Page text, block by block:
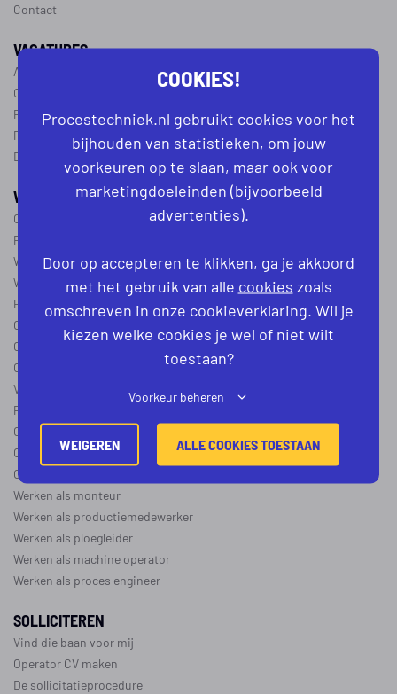
Contact
VACATURES
Alle vacatures
Operator vacatures
Productiemedewerker vacatures
Ploegleider vacatures
Dagdienst vacatures
WERKEN IN DE PROCESTECHNIEK
Over de procestechniek
Ploegendienst
Wat is een procesoperator
Werken als procesoperator
Procesoperator in de
chemie voedingsindustrie farmacieof
Operator A
Operator B
Operator C
Verschil operator A, B en C
Procesoperator salaris
Operator opleidingen–vapro
Over de maakindustrie
Over de procesindustrie
Werken als monteur
Werken als productiemedewerker
Werken als ploegleider
Werken als machine operator
Werken als proces engineer
SOLLICITEREN
Vind die baan voor mij
Operator CV maken
De sollicitatieprocedure
COOKIES!
Procestechniek.nl gebruikt cookies voor het
bijhouden van statistieken, om jouw
voorkeuren op te slaan, maar ook voor
marketingdoeleinden (bijvoorbeeld
advertenties).
Door op accepteren te klikken, ga je akkoord
met het gebruik van alle cookies zoals
omschreven in onze cookieverklaring. Wil je
kiezen welke cookies je wel of niet wilt
toestaan?
Voorkeur beheren
WEIGEREN ALLE COOKIES TOESTAAN